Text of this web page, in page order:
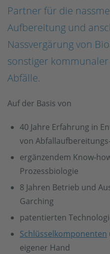
Partner für die
Aufbereitung und
Nassvergärung von
sonstiger
Abfälle.
Auf der Basis von
40 Jahre Erfahrung in
von
ergänzendem Know-
Prozessbiologie
8 Jahren Betrieb und
Garching
patentierten
Schlüsselkomponenten
eigener Hand